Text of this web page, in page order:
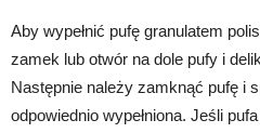
Aby wypełnić pufę granulatem
zamek lub otwór na dole pufy i
Następnie należy zamknąć pufę i
odpowiednio wypełniona. Jeśli